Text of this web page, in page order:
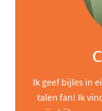
Ik geef bijles in
talen fan! Ik